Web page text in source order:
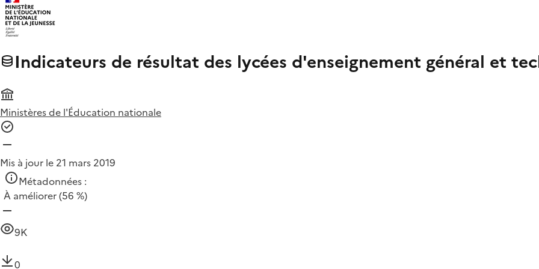
Indicateurs de résultat des lycées d'enseignement général et
Ministères de l'Éducation nationale
Mis à jour le 21 mars 2019
Métadonnées :
À améliorer(56 %)
9K
0